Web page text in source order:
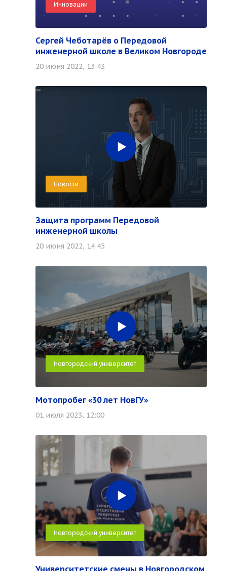
Инновации
Сергей Чеботарёв о Передовой
инженерной школе в Великом Новгороде
20 июня 2022, 13:43
Новости
Защита программ Передовой
инженерной школы
20 июня 2022, 14:45
Новгородский университет
Мотопробег «30 лет НовГУ»
01 июля 2023, 12:00
Новгородский университет
Университетские смены в Новгородском